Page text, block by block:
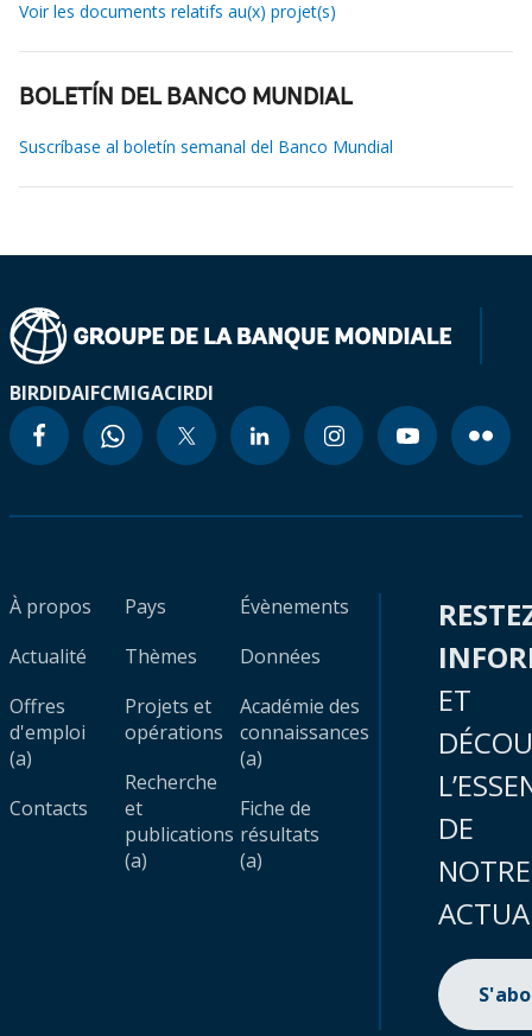
Voir les documents relatifs au(x) projet(s)
BOLETÍN DEL BANCO MUNDIAL
Suscríbase al boletín semanal del Banco Mundial
BIRDIDAIFCMIGACIRDI
À propos
Actualité
Offres
d'emploi
(a)
Contacts
Pays
Thèmes
Projets et
opérations
Recherche
et
publications
(a)
Évènements
Données
Académie des
connaissances
(a)
Fiche de
résultats
(a)
ET
DE
NOTRE